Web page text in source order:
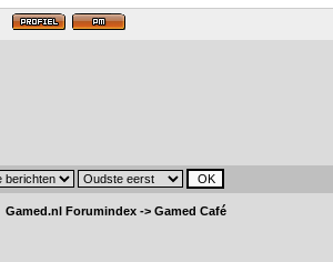
Gamed.nl Forumindex -> Gamed Café